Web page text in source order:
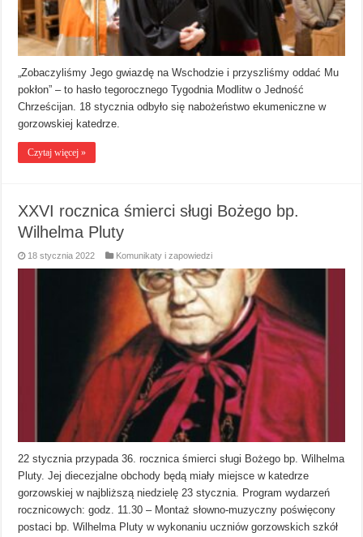
„Zobaczyliśmy Jego gwiazdę na Wschodzie i przyszliśmy oddać Mu
pokłon” – to hasło tegorocznego Tygodnia Modlitw o Jedność
Chrześcijan. 18 stycznia odbyło się nabożeństwo ekumeniczne w
gorzowskiej katedrze.
Czytaj więcej »
XXVI rocznica śmierci sługi Bożego bp.
Wilhelma Pluty
18 stycznia 2022 Komunikaty i zapowiedzi
22 stycznia przypada 36. rocznica śmierci sługi Bożego bp. Wilhelma
Pluty. Jej diecezjalne obchody będą miały miejsce w katedrze
gorzowskiej w najbliższą niedzielę 23 stycznia. Program wydarzeń
rocznicowych: godz. 11.30 – Montaż słowno-muzyczny poświęcony
postaci bp. Wilhelma Pluty w wykonaniu uczniów gorzowskich szkół